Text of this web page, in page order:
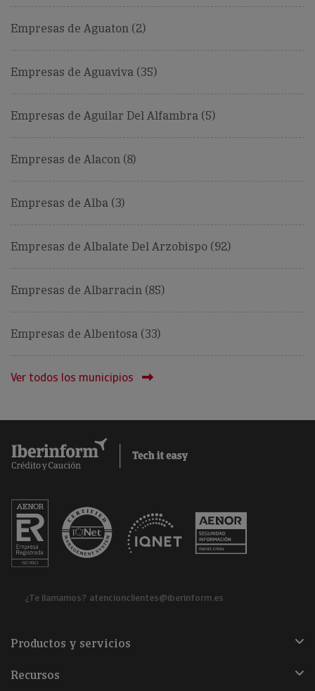
Empresas de Aguaton (2)
Empresas de Aguaviva (35)
Empresas de Aguilar Del Alfambra (5)
Empresas de Alacon (8)
Empresas de Alba (3)
Empresas de Albalate Del Arzobispo (92)
Empresas de Albarracin (85)
Empresas de Albentosa (33)
Ver todos los municipios
¿Te llamamos? atencionclientes@iberinform.es
Productos y servicios
Recursos